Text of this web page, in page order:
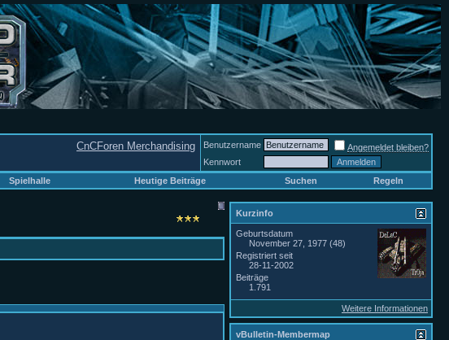
CnCForen Merchandising Benutzername
Angemeldet bleiben?
Kennwort
Spielhalle Heutige Beiträge Suchen Regeln
Kurzinfo
Geburtsdatum
November 27, 1977 (48)
Registriert seit
28-11-2002
Beiträge
1.791
Weitere Informationen
vBulletin-Membermap